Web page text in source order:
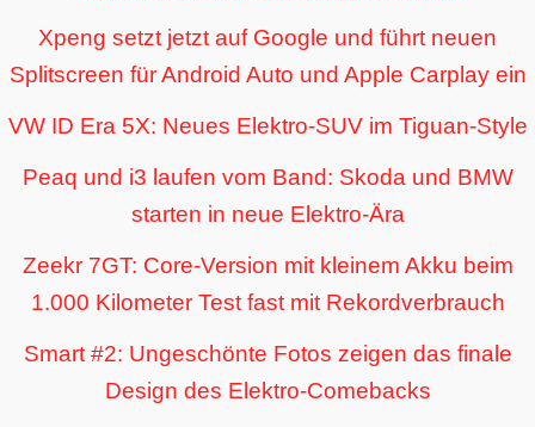
Xpeng setzt jetzt auf Google und führt neuen
Splitscreen für Android Auto und Apple Carplay ein
VW ID Era 5X: Neues Elektro-SUV im Tiguan-Style
Peaq und i3 laufen vom Band: Skoda und BMW
starten in neue Elektro-Ära
Zeekr 7GT: Core-Version mit kleinem Akku beim
1.000 Kilometer Test fast mit Rekordverbrauch
Smart #2: Ungeschönte Fotos zeigen das finale
Design des Elektro-Comebacks